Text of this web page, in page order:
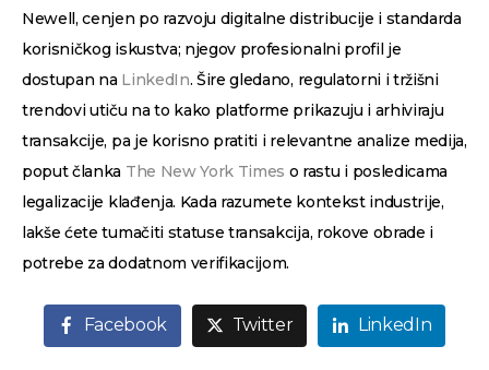
Newell, cenjen po razvoju digitalne distribucije i standarda
korisničkog iskustva; njegov profesionalni profil je
dostupan na LinkedIn. Šire gledano, regulatorni i tržišni
trendovi utiču na to kako platforme prikazuju i arhiviraju
transakcije, pa je korisno pratiti i relevantne analize medija,
poput članka The New York Times o rastu i posledicama
legalizacije klađenja. Kada razumete kontekst industrije,
lakše ćete tumačiti statuse transakcija, rokove obrade i
potrebe za dodatnom verifikacijom.
Facebook Twitter LinkedIn